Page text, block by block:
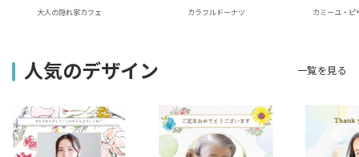
大人の隠れ家カフェ カラフルドーナツ カミーユ・ピ
人気のデザイン 一覧を見る